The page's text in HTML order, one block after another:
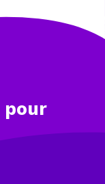
pour